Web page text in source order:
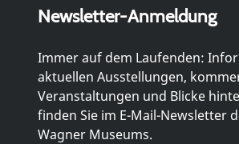
Newsletter-Anmeldung
Immer auf dem Laufenden:
aktuellen Ausstellungen,
Veranstaltungen und Blicke
finden Sie im E-Mail-Newsletter
Wagner Museums.